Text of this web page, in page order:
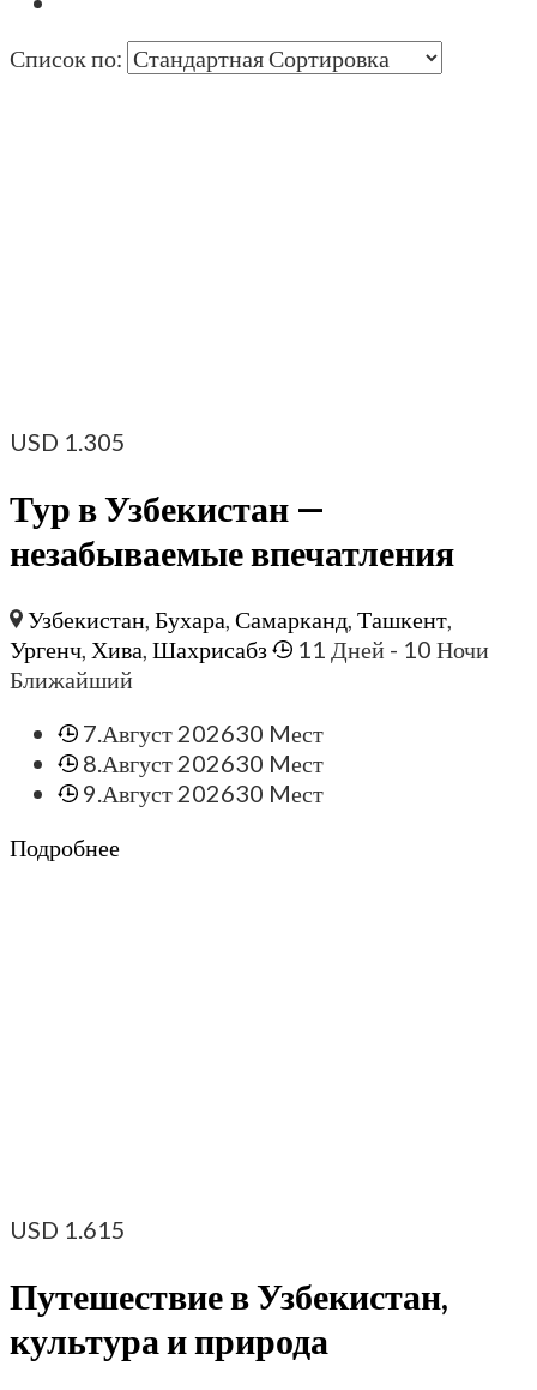
Список по:
USD 1.305
Тур в Узбекистан —
незабываемые впечатления
Узбекистан,Бухара,Самарканд,Ташкент,
Ургенч, Хива, Шахрисабз 11 Дней - 10 Ночи
Ближайший
7.Август 202630 Mест
8.Август 202630 Mест
9.Август 202630 Mест
Подробнее
USD 1.615
Путешествие в Узбекистан,
культура и природа